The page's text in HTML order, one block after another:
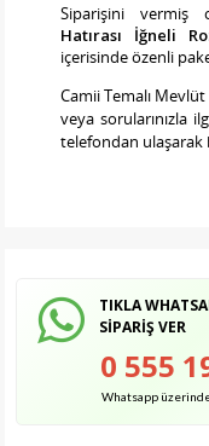
Siparişini vermiş
Hatırası İğneli
içerisinde özenli
Camii Temalı Mevlüt
veya sorularınızla
telefondan ulaşarak
TIKLA
SİPARİŞ VER
0 555
Whatsapp